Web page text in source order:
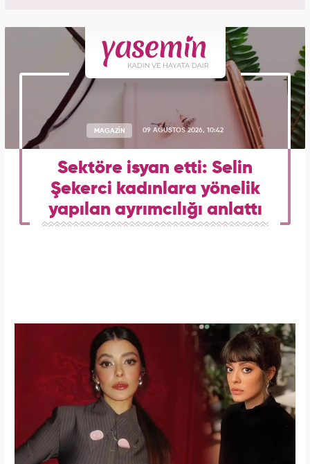
MAGAZİN 09 AĞUSTOS 2026, 10:42
Sektöre isyan etti: Selin
Şekerci kadınlara yönelik
yapılan ayrımcılığı anlattı